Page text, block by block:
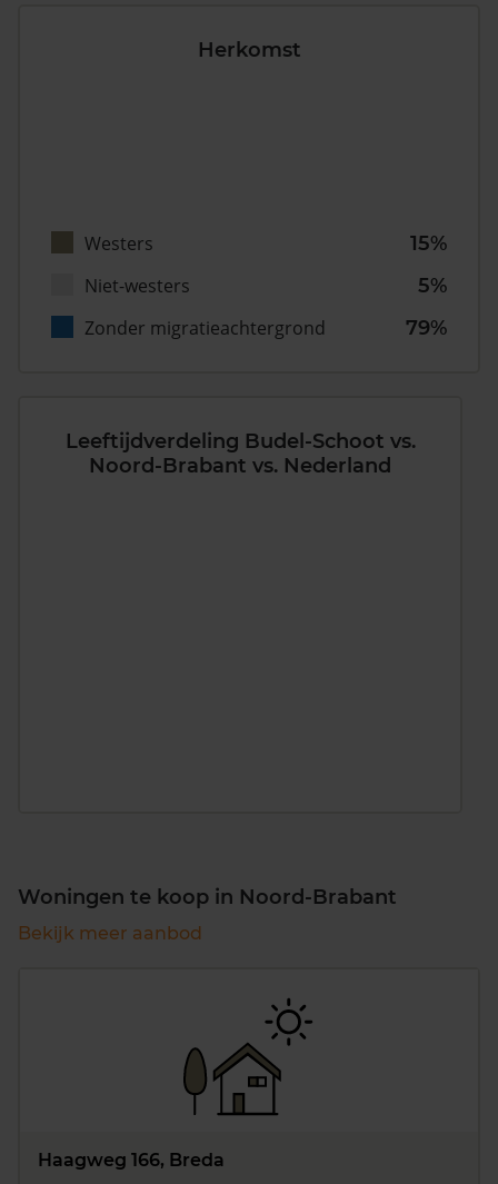
Herkomst
Westers
15%
Niet-westers
5%
Zonder migratieachtergrond
79%
Leeftijdverdeling Budel-Schoot vs.
Noord-Brabant vs. Nederland
Woningen te koop in Noord-Brabant
Bekijk meer aanbod
Haagweg 166, Breda